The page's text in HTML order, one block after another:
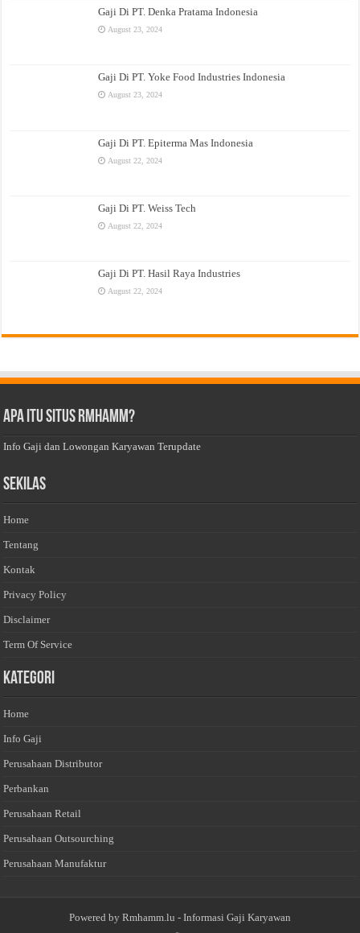
Gaji Di PT. Denka Pratama Indonesia
August 23, 2024
Gaji Di PT. Yoke Food Industries Indonesia
August 23, 2024
Gaji Di PT. Epiterma Mas Indonesia
August 22, 2024
Gaji Di PT. Weiss Tech
August 22, 2024
Gaji Di PT. Hasil Raya Industries
August 22, 2024
Apa Itu Situs Rmhamm?
Info Gaji dan Lowongan Karyawan Terupdate
Sekilas
Home
Tentang
Kontak
Privacy Policy
Disclaimer
Term Of Service
Kategori
Home
Info Gaji
Perusahaan Distributor
Perbankan
Perusahaan Retail
Perusahaan Outsourching
Perusahaan Manufaktur
Powered by Rmhamm.lu - Informasi Gaji Karyawan